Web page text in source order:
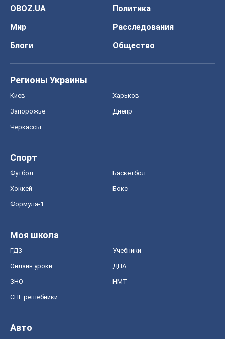
OBOZ.UA
Политика
Мир
Расследования
Блоги
Общество
Регионы Украины
Киев Харьков
Запорожье Днепр
Черкассы
Спорт
Футбол Баскетбол
Хоккей Бокс
Формула-1
Моя школа
ГДЗ Учебники
Онлайн уроки ДПА
ЗНО НМТ
СНГ решебники
Авто